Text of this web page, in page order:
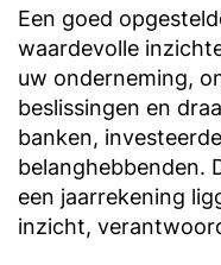
Een goed
waardevolle
uw onderneming,
beslissingen en
banken,
belanghebbenden.
een jaarrekening
inzicht,